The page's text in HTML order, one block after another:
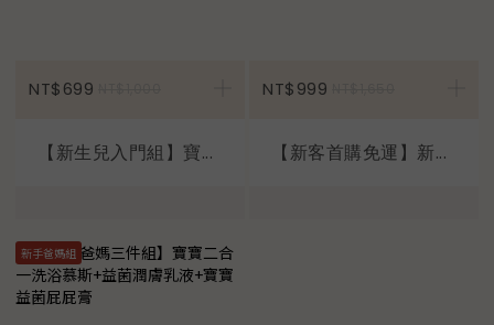
NT$699 加入購物車
【新生兒入門組】寶...
NT$999
【新客首購免運】新...
新手爸媽組